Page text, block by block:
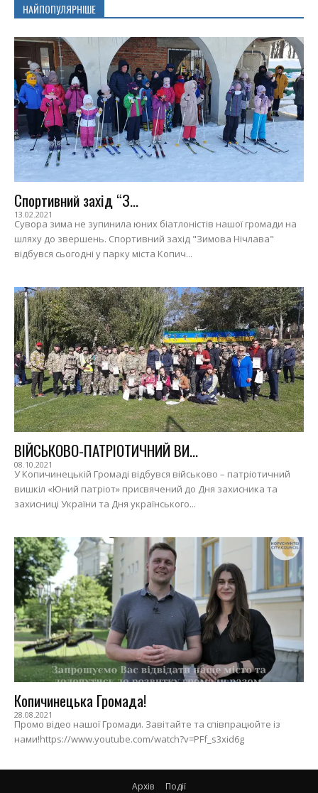
НАЙПОПУЛЯРНІШЕ
Спортивний захід “З...
13.02.2021
Сувора зима не зупинила юних біатлоністів нашої громади на
шляху до звершень. Спортивний захід "Зимова Нічлава"
відбувся сьогодні у парку міста Копич...
ВІЙСЬКОВО-ПАТРІОТИЧНИЙ ВИ...
08.10.2021
У Копичинецькій Громаді відбувся військово – патріотичний
вишкіл «Юний патріот» присвячений до Дня захисника та
захисниці України та Дня українського...
Копичинецька Громада!
28.08.2021
Промо відео нашої Громади. Завітайте та співпрацюйте із
нами!https://www.youtube.com/watch?v=PFf_s3xid6g
Архів Події